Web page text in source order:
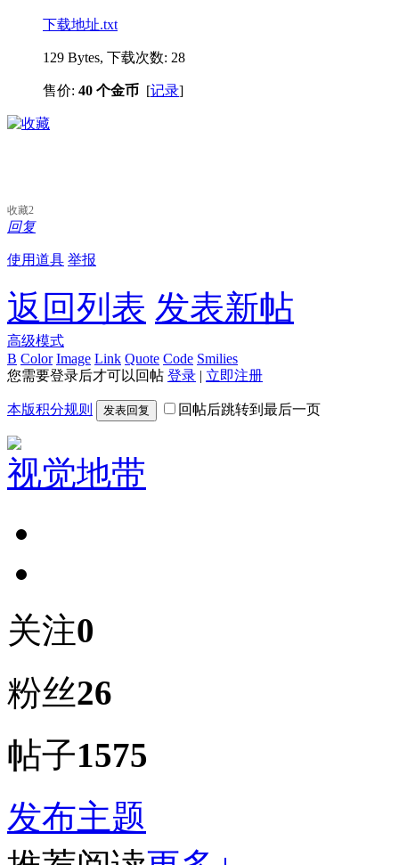
下载地址.txt
129 Bytes, 下载次数: 28
售价: 40 个金币 [记录]
收藏2
回复
使用道具 举报
返回列表 发表新帖
高级模式
B Color Image Link Quote Code Smilies
您需要登录后才可以回帖 登录 | 立即注册
本版积分规则 发表回复 回帖后跳转到最后一页
视觉地带
关注0
粉丝26
帖子1575
发布主题